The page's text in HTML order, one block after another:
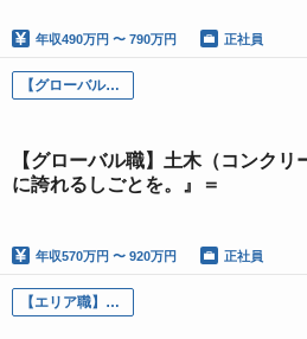
年収490万円 〜 790万円 正社員
【グローバル職】土木（コンクリート）
【グローバル職】土木（コンクリ
に誇れるしごとを。』＝
年収570万円 〜 920万円 正社員
【エリア職】建築施工管理- 東北支店